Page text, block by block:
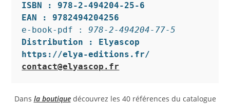
ISBN : 978-2-494204-25-6
EAN : 9782494204256
e-book-pdf : 978-2-494204-77-5
Distribution : Elyascop
https://elya-editions.fr/
contact@elyascop.fr
Dans la boutiquedécouvrez les 40 références du catalogue